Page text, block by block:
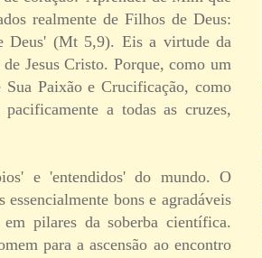
realmente de Filhos de Deus:
Deus' (Mt 5,9). Eis a virtude da
Jesus Cristo. Porque, como um
Paixão e Crucificação, como
a todas as cruzes,
e 'entendidos' do mundo. O
bons e agradáveis
pilares da soberba científica.
para a ascensão ao encontro